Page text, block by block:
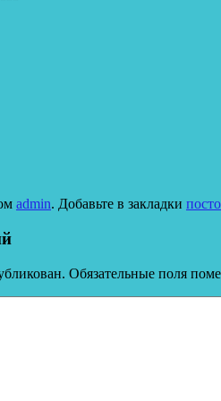
admin. Добавьте в закладки
Обязательные поля